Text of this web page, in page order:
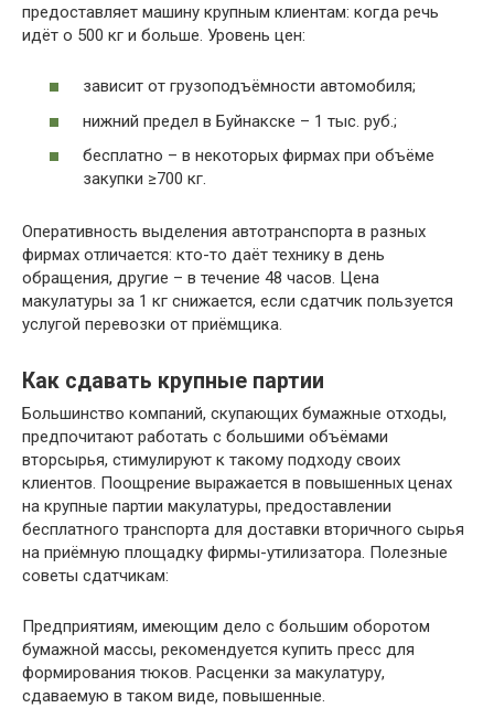
предоставляет машину крупным клиентам: когда речь
идёт о 500 кг и больше. Уровень цен:
зависит от грузоподъёмности автомобиля;
нижний предел в Буйнакске – 1 тыс. руб.;
бесплатно – в некоторых фирмах при объёме
закупки ≥700 кг.
Оперативность выделения автотранспорта в разных
фирмах отличается: кто-то даёт технику в день
обращения, другие – в течение 48 часов. Цена
макулатуры за 1 кг снижается, если сдатчик пользуется
услугой перевозки от приёмщика.
Как сдавать крупные партии
Большинство компаний, скупающих бумажные отходы,
предпочитают работать с большими объёмами
вторсырья, стимулируют к такому подходу своих
клиентов. Поощрение выражается в повышенных ценах
на крупные партии макулатуры, предоставлении
бесплатного транспорта для доставки вторичного сырья
на приёмную площадку фирмы-утилизатора. Полезные
советы сдатчикам:
Предприятиям, имеющим дело с большим оборотом
бумажной массы, рекомендуется купить пресс для
формирования тюков. Расценки за макулатуру,
сдаваемую в таком виде, повышенные.